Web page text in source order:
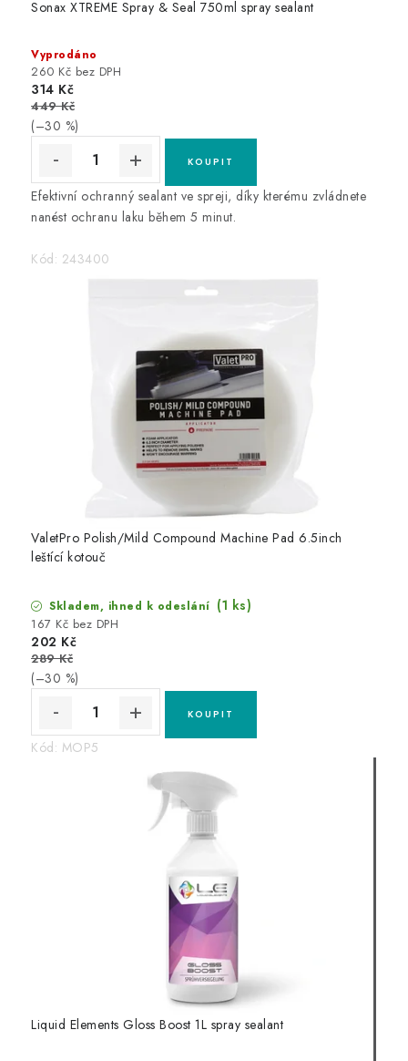
Sonax XTREME Spray & Seal 750ml spray sealant
Vyprodáno
260 Kč bez DPH
314 Kč
449 Kč
(–30 %)
Efektivní ochranný sealant ve spreji, díky kterému zvládnete
nanést ochranu laku během 5 minut.
Kód: 243400
ValetPro Polish/Mild Compound Machine Pad 6.5inch
leštící kotouč
Skladem, ihned k odeslání (1 ks)
167 Kč bez DPH
202 Kč
289 Kč
(–30 %)
Kód: MOP5
Liquid Elements Gloss Boost 1L spray sealant